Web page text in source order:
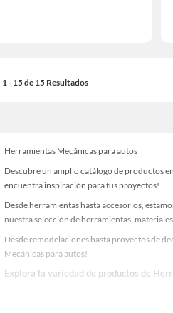
1 - 15 de 15 Resultados
Herramientas Mecánicas para autos
Descubre un amplio catálogo de productos
encuentra inspiración para tus proyectos!
Desde herramientas hasta accesorios,
nuestra selección de herramientas,
Desde remodelaciones hasta proyectos de
Mecánicas para autos!
Explora la variedad de productos de
Herramientas, materiales y accesorios de